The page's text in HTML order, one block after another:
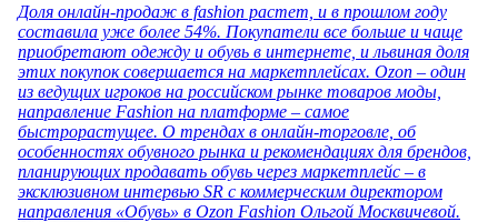
Доля онлайн-продаж в fashion растет, и в прошлом году
составила уже более 54%. Покупатели все больше и чаще
приобретают одежду и обувь в интернете, и львиная доля
этих покупок совершается на маркетплейсах. Ozon – один
из ведущих игроков на российском рынке товаров моды,
направление Fashion на платформе – самое
быстрорастущее. О трендах в онлайн-торговле, об
особенностях обувного рынка и рекомендациях для брендов,
планирующих продавать обувь через маркетплейс – в
эксклюзивном интервью SR с коммерческим директором
направления «Обувь» в Ozon Fashion Ольгой Москвичевой.